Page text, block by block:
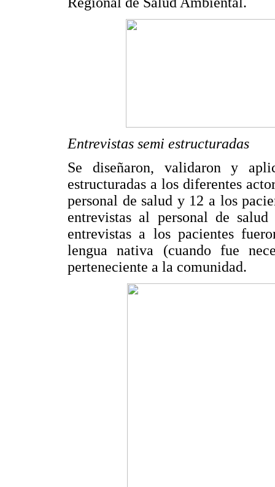
Entrevistas semi estructuradas
Se diseñaron, validaron y
estructuradas a los diferentes
personal de salud y 12 a los
entrevistas al personal de
entrevistas a los pacientes
lengua nativa (cuando fue
perteneciente a la comunidad.